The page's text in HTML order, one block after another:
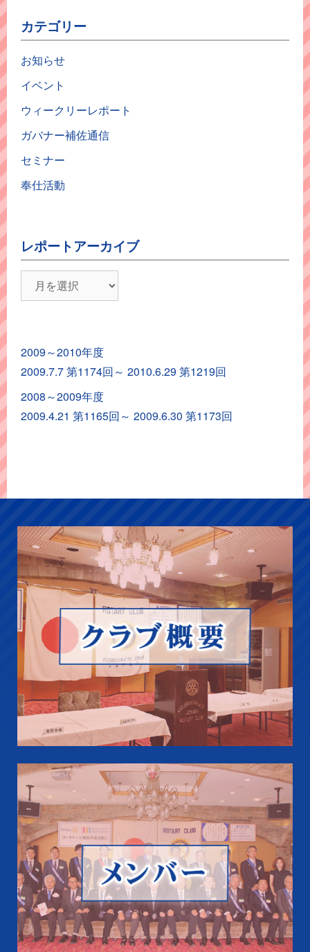
カテゴリー
お知らせ
イベント
ウィークリーレポート
ガバナー補佐通信
セミナー
奉仕活動
レポートアーカイブ
ポ
ア
ー
カ
イ
2009～2010年度
2009.7.7 第1174回～ 2010.6.29 第1219回
2008～2009年度
2009.4.21 第1165回～ 2009.6.30 第1173回